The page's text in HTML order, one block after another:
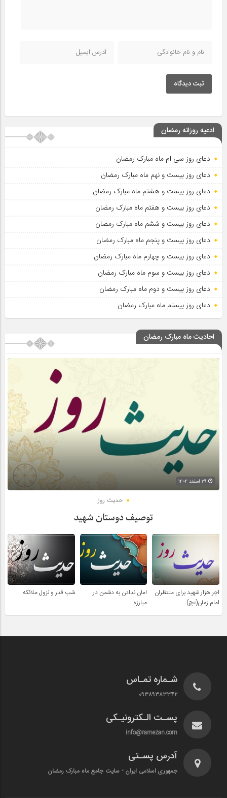
ثبت دیدگاه
ادعیه روزانه رمضان
دعای روز سی ام ماه مبارک رمضان
دعای روز بیست و نهم ماه مبارک رمضان
دعای روز بیست و هشتم ماه مبارک رمضان
دعای روز بیست و هفتم ماه مبارک رمضان
دعای روز بیست و ششم ماه مبارک رمضان
دعای روز بیست و پنجم ماه مبارک رمضان
دعای روز بیست و چهارم ماه مبارک رمضان
دعای روز بیست و سوم ماه مبارک رمضان
دعای روز بیست و دوم ماه مبارک رمضان
دعای روز بیستم ماه مبارک رمضان
احادیث ماه مبارک رمضان
حدیث روز
توصیف دوستان شهید
اجر هزار شهید برای منتظران
امام زمان(عج)
امان ندادن به دشمن در
مبارزه
شب قدر و نزول ملائکه
شـماره تمـاس
۰۹۳۸۹۳۸۳۳۴۲
پسـت الـکترونیـکی
info@ramezan.com
آدرس پسـتی
جمهوری اسلامی ایران - سایت جامع ماه مبارک رمضان